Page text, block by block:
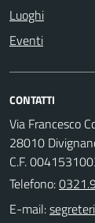
Luoghi
Eventi
CONTATTI
Via Francesco
28010
C.F.
Telefono:
E-mail: